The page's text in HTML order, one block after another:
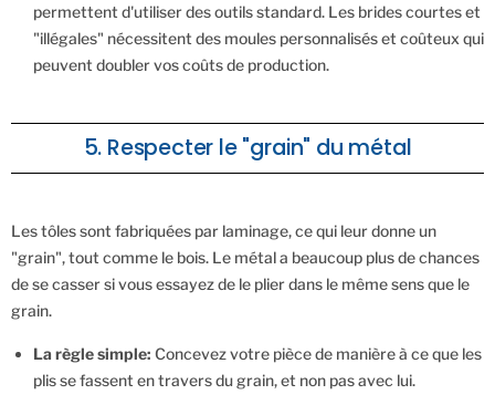
permettent d'utiliser des outils standard. Les brides courtes et
"illégales" nécessitent des moules personnalisés et coûteux qui
peuvent doubler vos coûts de production.
5. Respecter le "grain" du métal
Les tôles sont fabriquées par laminage, ce qui leur donne un
"grain", tout comme le bois. Le métal a beaucoup plus de chances
de se casser si vous essayez de le plier dans le même sens que le
grain.
La règle simple: Concevez votre pièce de manière à ce que les
plis se fassent en travers du grain, et non pas avec lui.